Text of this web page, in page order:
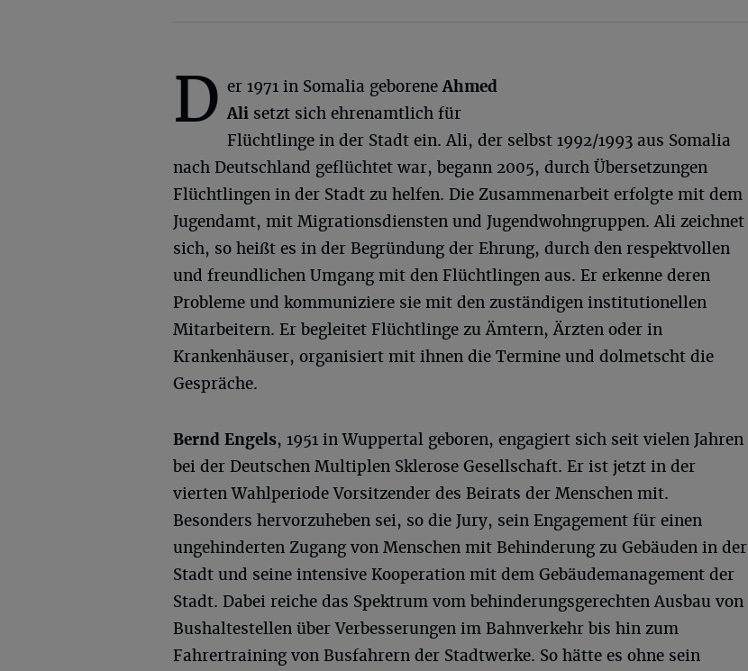
D er 1971 in Somalia geboreneAhmed
Ali setzt sich ehrenamtlich für
Flüchtlinge in der Stadt ein. Ali, der selbst 1992/1993 aus Somalia
nach Deutschland geflüchtet war, begann 2005, durch Übersetzungen
Flüchtlingen in der Stadt zu helfen. Die Zusammenarbeit erfolgte mit dem
Jugendamt, mit Migrationsdiensten und Jugendwohngruppen. Ali zeichnet
sich, so heißt es in der Begründung der Ehrung, durch den respektvollen
und freundlichen Umgang mit den Flüchtlingen aus. Er erkenne deren
Probleme und kommuniziere sie mit den zuständigen institutionellen
Mitarbeitern. Er begleitet Flüchtlinge zu Ämtern, Ärzten oder in
Krankenhäuser, organisiert mit ihnen die Termine und dolmetscht die
Gespräche.
Bernd Engels, 1951 in Wuppertal geboren, engagiert sich seit vielen Jahren
bei der Deutschen Multiplen Sklerose Gesellschaft. Er ist jetzt in der
vierten Wahlperiode Vorsitzender des Beirats der Menschen mit.
Besonders hervorzuheben sei, so die Jury, sein Engagement für einen
ungehinderten Zugang von Menschen mit Behinderung zu Gebäuden in der
Stadt und seine intensive Kooperation mit dem Gebäudemanagement der
Stadt. Dabei reiche das Spektrum vom behinderungsgerechten Ausbau von
Bushaltestellen über Verbesserungen im Bahnverkehr bis hin zum
Fahrertraining von Busfahrern der Stadtwerke. So hätte es ohne sein